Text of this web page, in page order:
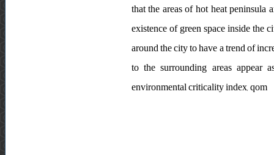
that the areas of hot heat
existence of green space inside the
around the city to have a trend of
to the surrounding areas appear
environmental criticality index, qom